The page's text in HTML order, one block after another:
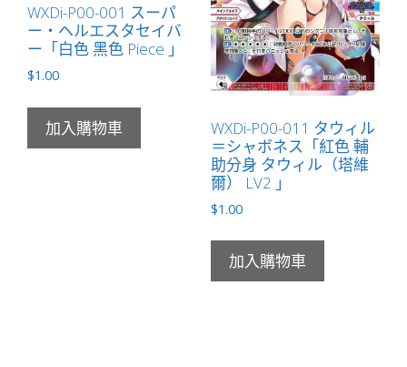
WXDi-P00-001 スーパ
ー・ヘルエスタセイバ
ー「白色 黑色 Piece 」
$1.00
加入購物車
WXDi-P00-011 タウィル
＝シャボネス「紅色 輔
助分身 タウィル（塔維
爾） LV2 」
$1.00
加入購物車